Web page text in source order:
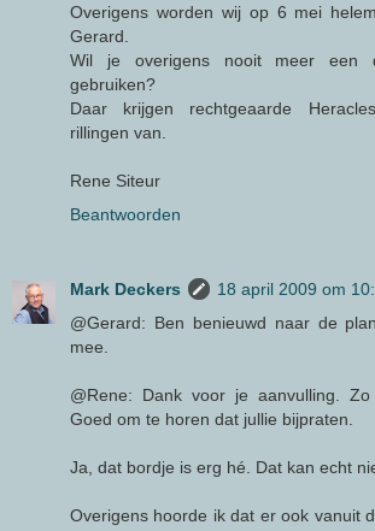
Overigens worden wij op 6 mei
Gerard.
Wil je overigens nooit meer een
gebruiken?
Daar krijgen rechtgeaarde
rillingen van.
Rene Siteur
Beantwoorden
Mark Deckers
18 april 2009 om
@Gerard: Ben benieuwd naar de
mee.
@Rene: Dank voor je aanvulling.
Goed om te horen dat jullie bijpraten.
Ja, dat bordje is erg hé. Dat kan echt
Overigens hoorde ik dat er ook vanuit